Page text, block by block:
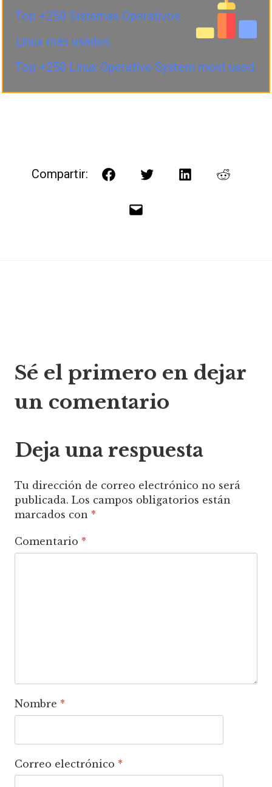
Top +250 Sistemas Operativos
Linux más usados.
Top +250 Linux Operative System most used.
Compartir: FacebookTwitterLinkedInReddit
Correo
de
Sé el primero en dejar
un comentario
Deja una respuesta
Tu dirección de correo electrónico no será
publicada. Los campos obligatorios están
marcados con *
Comentario *
Nombre *
Correo electrónico *